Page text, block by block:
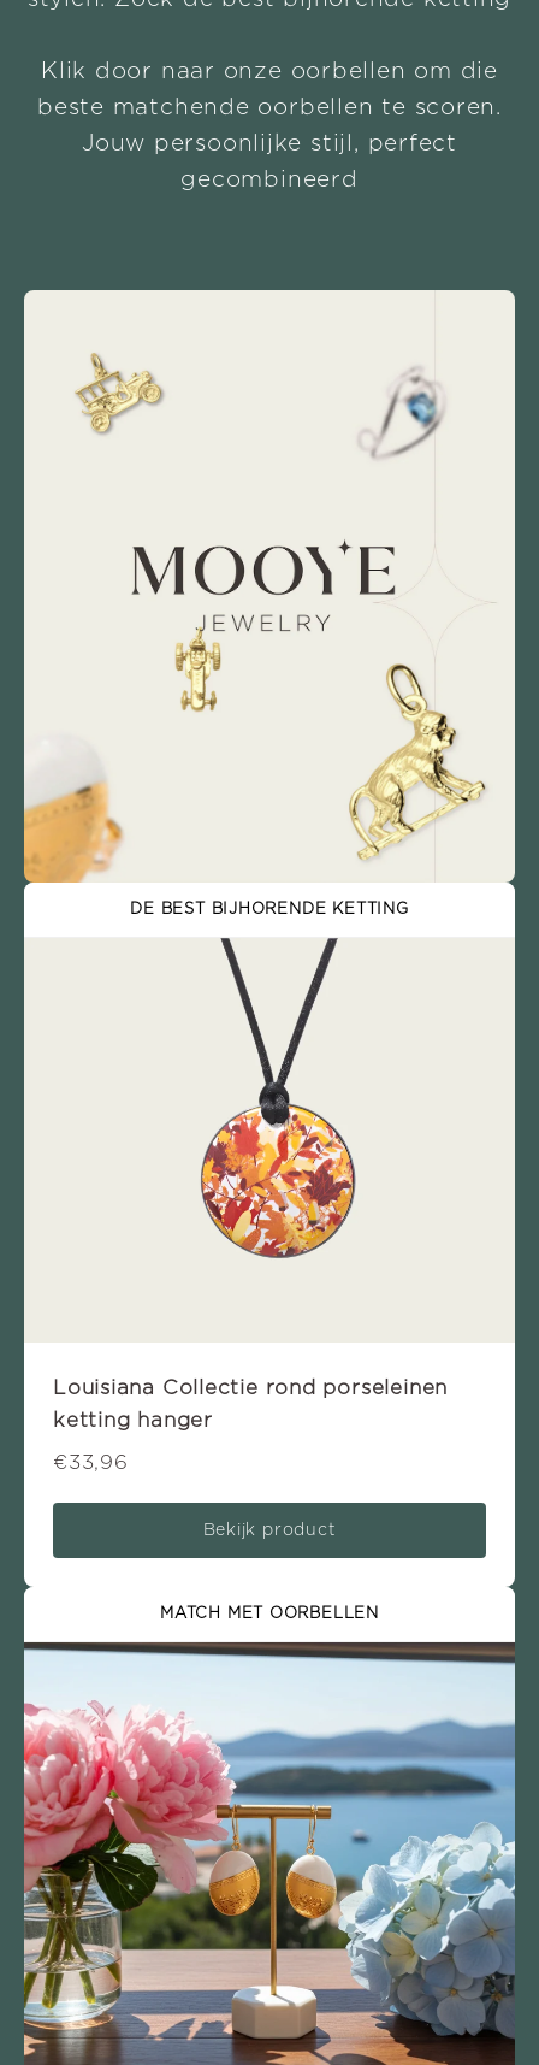
Klik door naar onze oorbellen om die
beste matchende oorbellen te scoren.
Jouw persoonlijke stijl, perfect
gecombineerd
DE BEST BIJHORENDE KETTING
Louisiana Collectie rond porseleinen
ketting hanger
€33,96
Bekijk product
MATCH MET OORBELLEN